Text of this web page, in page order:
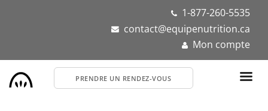
1-877-260-5535
contact@equipenutrition.ca
Mon compte
PRENDRE UN RENDEZ-VOUS